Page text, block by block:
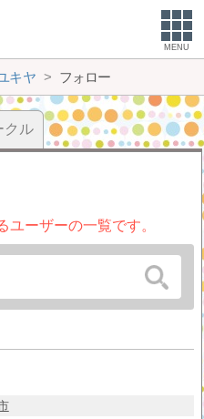
MENU
キヤ フォロー
クル
ユーザーの一覧です。